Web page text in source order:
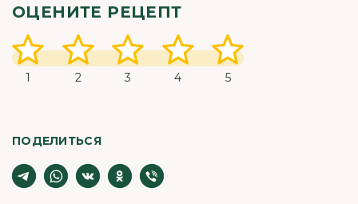
ОЦЕНИТЕ РЕЦЕПТ
1 2 3 4 5
ПОДЕЛИТЬСЯ